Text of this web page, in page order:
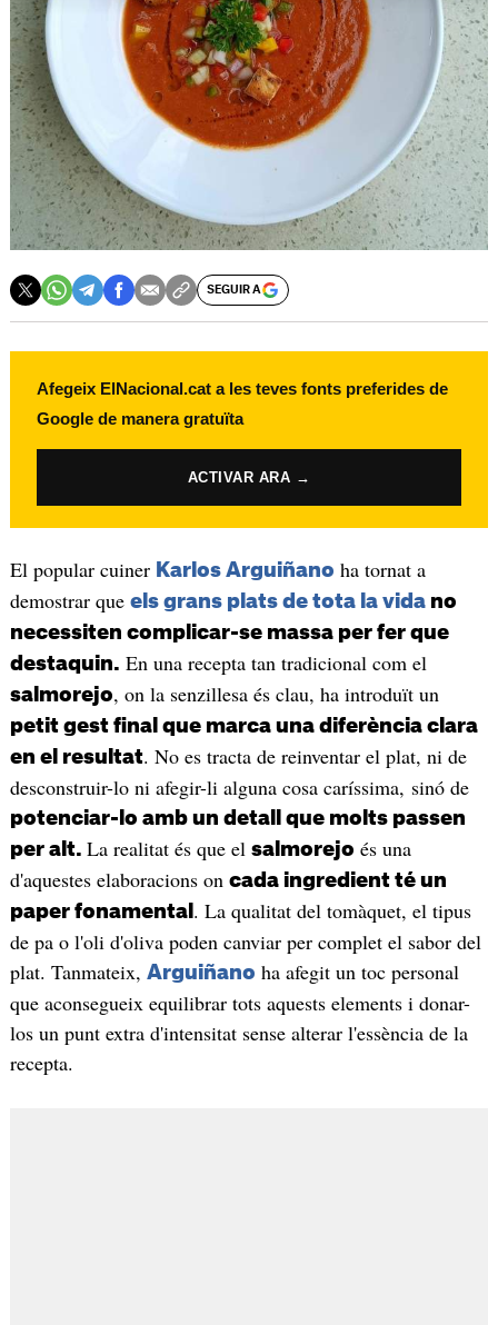
SEGUIR A
Afegeix ElNacional.cat a les teves fonts preferides de
Google de manera gratuïta
ACTIVAR ARA →
El popular cuiner Karlos Arguiñano ha tornat a
demostrar que els grans plats de tota la vidano
necessiten complicar-se massa per fer que
destaquin. En una recepta tan tradicional com el
salmorejo, on la senzillesa és clau, ha introduït un
petit gest final que marca una diferència clara
en el resultat. No es tracta de reinventar el plat, ni de
desconstruir-lo ni afegir-li alguna cosa caríssima, sinó de
potenciar-lo amb un detall que molts passen
per alt. La realitat és que el salmorejo és una
d'aquestes elaboracions on cada ingredient té un
paper fonamental . La qualitat del tomàquet, el tipus
de pa o l'oli d'oliva poden canviar per complet el sabor del
plat. Tanmateix, Arguiñano ha afegit un toc personal
que aconsegueix equilibrar tots aquests elements i donar-
los un punt extra d'intensitat sense alterar l'essència de la
recepta.